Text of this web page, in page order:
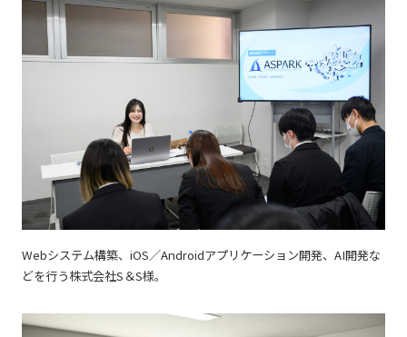
Webシステム構築、iOS／Androidアプリケーション開発、AI開発な
どを行う株式会社S＆S様。